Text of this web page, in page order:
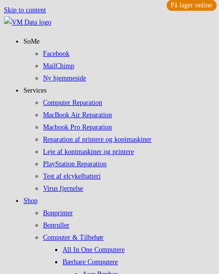
Skip to content
SoMe
Facebook
MailChimp
Ny hjemmeside
Services
Computer Reparation
MacBook Air Reparation
Macbook Pro Reparation
Reparation af printere og kopimaskiner
Leje af kopimaskiner og printere
PlayStation Reparation
Test af elcykelbatteri
Virus fjernelse
Shop
Bonprinter
Bonruller
Computer & Tilbehør
All In One Computere
Bærbare Computere
På lager online
På lager online
På lager online
På lager online